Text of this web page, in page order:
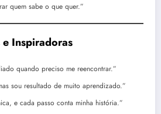
quem sabe o que quer.”
e Inspiradoras
quando preciso me reencontrar.”
sou resultado de muito aprendizado.”
e cada passo conta minha história.”